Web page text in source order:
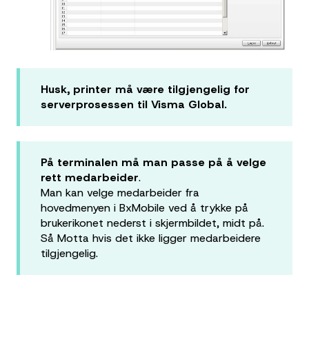
Husk, printer må være tilgjengelig for
serverprosessen til Visma Global.
På terminalen må man passe på å velge
rett medarbeider.
Man kan velge medarbeider fra
hovedmenyen i BxMobile ved å trykke på
brukerikonet nederst i skjermbildet, midt på.
Så Motta hvis det ikke ligger medarbeidere
tilgjengelig.